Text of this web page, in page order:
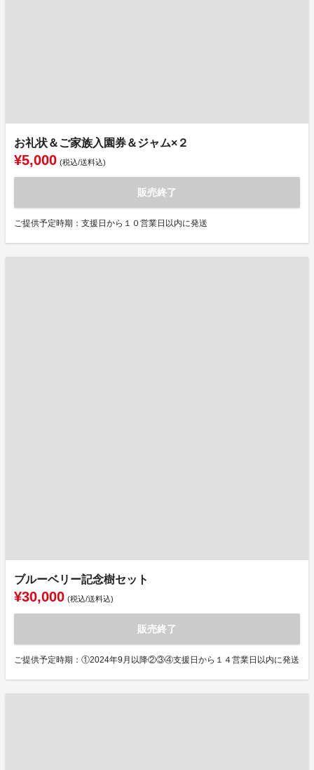
お礼状＆ご家族入園券＆ジャム×２
¥5,000 (税込/送料込)
販売終了
ご提供予定時期：支援日から１０営業日以内に発送
ブルーベリー記念樹セット
¥30,000 (税込/送料込)
販売終了
ご提供予定時期：①2024年9月以降②③④支援日から１４営業日以内に発送